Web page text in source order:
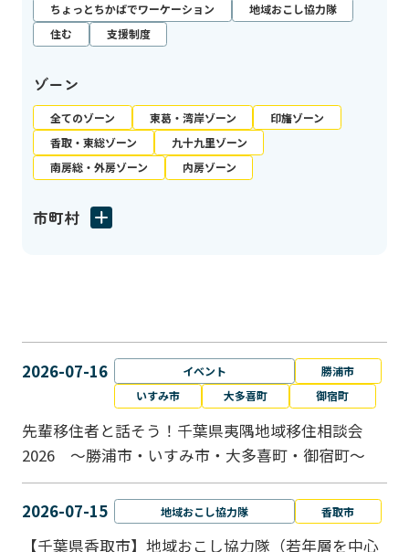
ちょっとちかばでワーケーション
地域おこし協力隊
住む
支援制度
ゾーン
全てのゾーン 東葛・湾岸ゾーン
印旛ゾーン
香取・東総ゾーン
九十九里ゾーン
南房総・外房ゾーン
内房ゾーン
市町村
2026-07-16 イベント
勝浦市
いすみ市
大多喜町 御宿町
先輩移住者と話そう！千葉県夷隅地域移住相談会
2026 ～勝浦市・いすみ市・大多喜町・御宿町～
2026-07-15 地域おこし協力隊 香取市
【千葉県香取市】地域おこし協力隊（若年層を中心